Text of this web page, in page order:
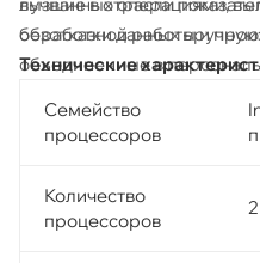
обработки данных вручную
безотказной работы и
объединенные в
Технические
Семейство
процессоров
Количество
процессоров